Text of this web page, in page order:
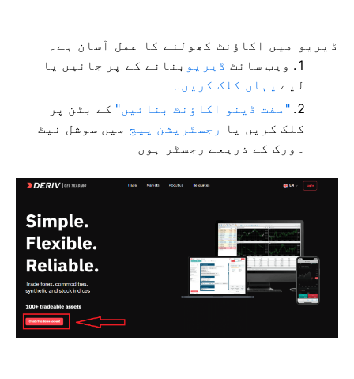
ڈیریو میں اکاؤنٹ کھولنے کا عمل آسان ہے۔
ویب سائٹ ڈیریو پر جائیں یا بنانے کے
لیے یہاں کلک کریں۔
"مفت ڈینو اکاؤنٹ بنائیں" کے بٹن پر
کلک کریں یا
رجسٹریشن پیج میں سوشل نیٹ
ورک کے ذریعے رجسٹر ہوں ۔